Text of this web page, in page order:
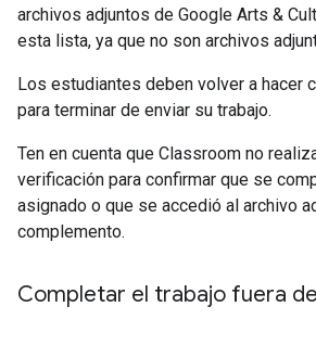
archivos adjuntos de Google Arts &
esta lista, ya que no son archivos
Los estudiantes deben volver a hacer
para terminar de enviar su trabajo.
Ten en cuenta que Classroom no
verificación para confirmar que se
asignado o que se accedió al archivo
complemento.
Completar el trabajo fuera